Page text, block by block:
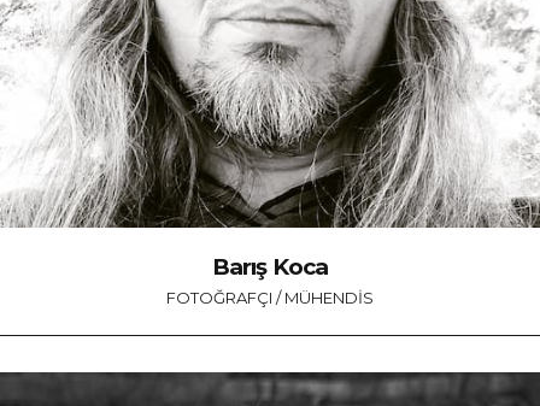
Barış Koca
FOTOĞRAFÇI / MÜHENDIS